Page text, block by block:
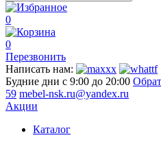
0
0
Перезвонить
Написать нам:
Будние дни с 9:00 до 20:00
59 mebel-nsk.ru@yandex.ru
Акции
Каталог